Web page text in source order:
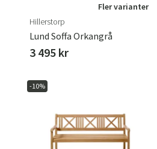
Fler varianter
Hillerstorp
Lund Soffa Orkangrå
3 495 kr
-10%